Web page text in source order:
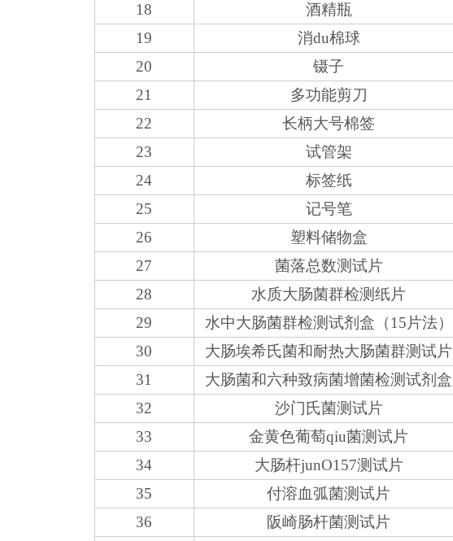
18
酒精瓶
19
消du棉球
20
镊子
21
多功能剪刀
22
长柄大号棉签
23
试管架
24
标签纸
25
记号笔
26
塑料储物盒
27
菌落总数测试片
28
水质大肠菌群检测纸片
29
水中大肠菌群检测试剂盒（15片法）
30
大肠埃希氏菌和耐热大肠菌群测试片
31
大肠菌和六种致病菌增菌检测试剂盒
32
沙门氏菌测试片
33
金黄色葡萄qiu菌测试片
34
大肠杆junO157测试片
35
付溶血弧菌测试片
36
阪崎肠杆菌测试片